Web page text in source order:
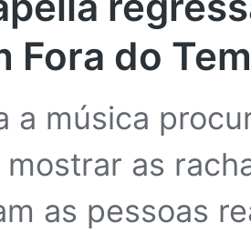
Fora do
a música
as
as pessoas